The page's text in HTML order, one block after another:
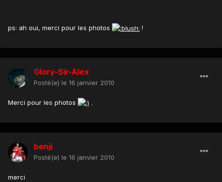
ps: ah oui, merci pour les photos !
Glory-Sir-Alex
Posté(e) le 16 janvier 2010
Merci pour les photos .
benji
Posté(e) le 16 janvier 2010
merci